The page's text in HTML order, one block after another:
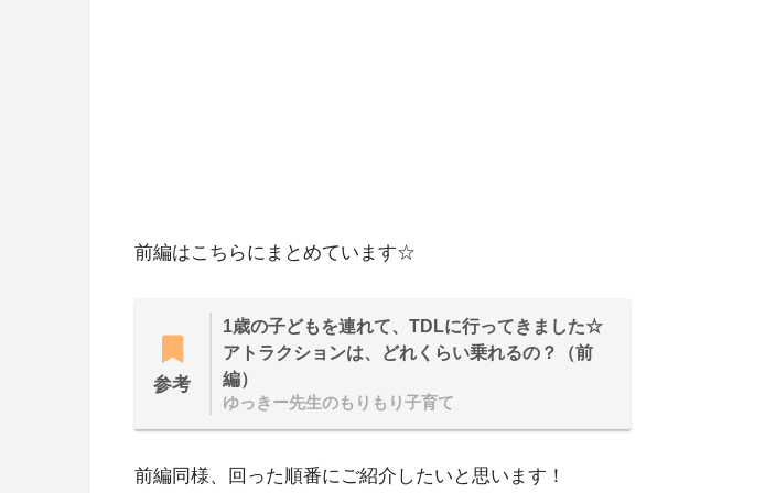
前編はこちらにまとめています☆
参考
1歳の子どもを連れて、TDLに行ってきました☆
アトラクションは、どれくらい乗れるの？（前
編）
ゆっきー先生のもりもり子育て
前編同様、回った順番にご紹介したいと思います！